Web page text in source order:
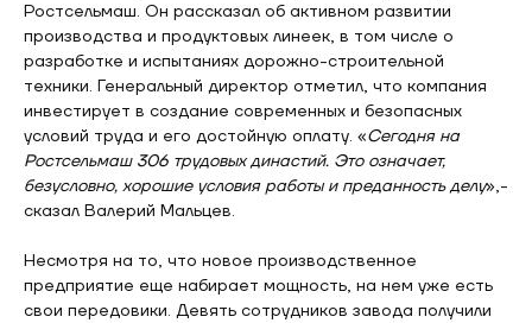
Ростсельмаш. Он рассказал об активном развитии
производства и продуктовых линеек, в том числе о
разработке и испытаниях дорожно-строительной
техники. Генеральный директор отметил, что компания
инвестирует в создание современных и безопасных
условий труда и его достойную оплату. «Сегодня на
Ростсельмаш 306 трудовых династий. Это означает,
безусловно, хорошие условия работы и преданность делу»,-
сказал Валерий Мальцев.
Несмотря на то, что новое производственное
предприятие еще набирает мощность, на нем уже есть
свои передовики. Девять сотрудников завода получили